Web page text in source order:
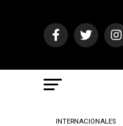
INTERNACIONALES